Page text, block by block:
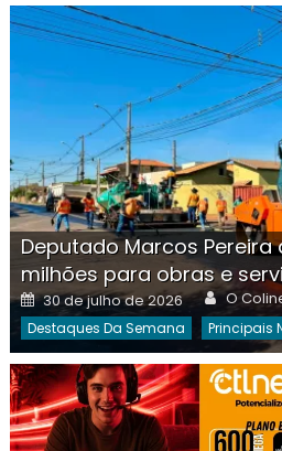
Deputado Marcos Pereira
milhões para obras e
Posted
on
30 de julho de 2026 Author
O
Destaques Da Semana Principais